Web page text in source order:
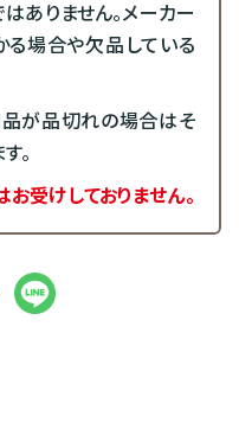
ありません。メーカー
る場合や欠品している
が品切れの場合はそ
。
受けしておりません。